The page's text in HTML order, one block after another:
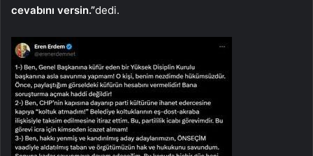
cevabını versin.”dedi.